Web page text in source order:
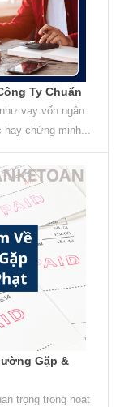
Ty Chuẩn
vay vốn ngân
chứng minh...
Gặp &
trọng trong hoạt